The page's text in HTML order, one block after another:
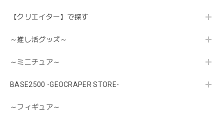
【クリエイター】で探す
～推し活グッズ～
～ミニチュア～
BASE2500 -GEOCRAPER STORE-
～フィギュア～